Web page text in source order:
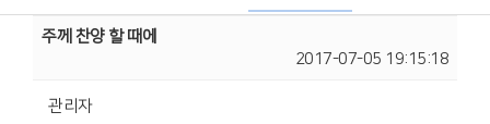
주께 찬양 할 때에
2017-07-05 19:15:18
관리자